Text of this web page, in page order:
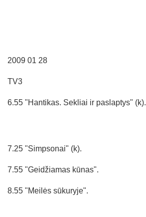
2009 01 28
TV3
6.55 "Hantikas. Sekliai ir paslaptys" (k).
7.25 "Simpsonai" (k).
7.55 "Geidžiamas kūnas".
8.55 "Meilės sūkuryje".